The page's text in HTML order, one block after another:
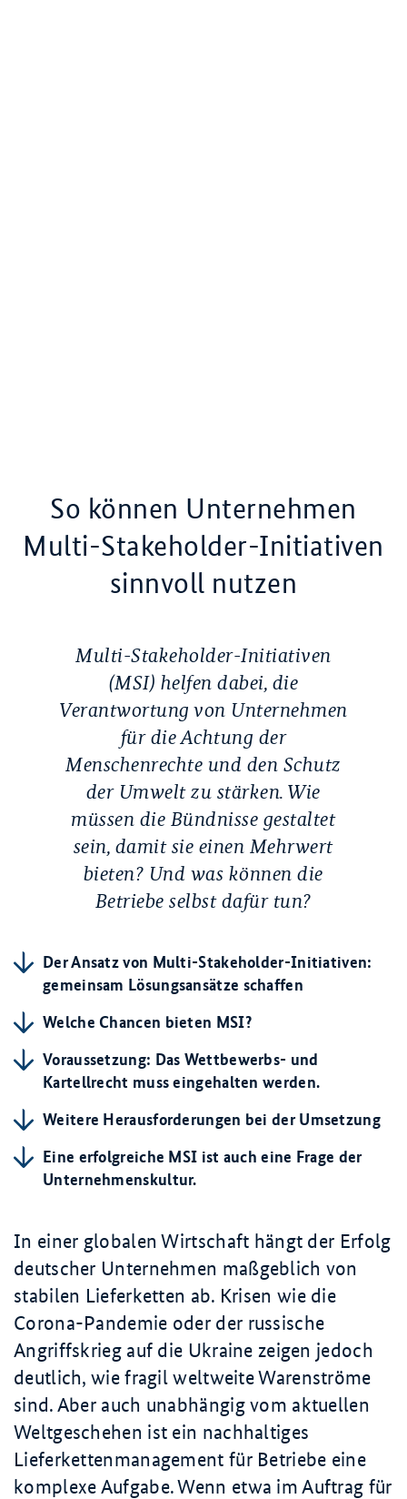
So können Unternehmen
Multi-Stakeholder-Initiativen
sinnvoll nutzen
Multi-Stakeholder-Initiativen
(MSI) helfen dabei, die
Verantwortung von Unternehmen
für die Achtung der
Menschenrechte und den Schutz
der Umwelt zu stärken. Wie
müssen die Bündnisse gestaltet
sein, damit sie einen Mehrwert
bieten? Und was können die
Betriebe selbst dafür tun?
Der Ansatz von Multi-Stakeholder-Initiativen:
gemeinsam Lösungsansätze schaffen
Welche Chancen bieten MSI?
Voraussetzung: Das Wettbewerbs- und
Kartellrecht muss eingehalten werden.
Weitere Herausforderungen bei der Umsetzung
Eine erfolgreiche MSI ist auch eine Frage der
Unternehmenskultur.
In einer globalen Wirtschaft hängt der Erfolg
deutscher Unternehmen maßgeblich von
stabilen Lieferketten ab. Krisen wie die
Corona-Pandemie oder der russische
Angriffskrieg auf die Ukraine zeigen jedoch
deutlich, wie fragil weltweite Warenströme
sind. Aber auch unabhängig vom aktuellen
Weltgeschehen ist ein nachhaltiges
Lieferkettenmanagement für Betriebe eine
komplexe Aufgabe. Wenn etwa im Auftrag für